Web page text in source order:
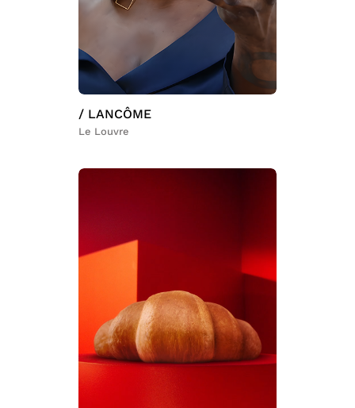
/ LANCÔME
Le Louvre